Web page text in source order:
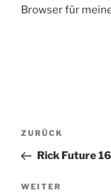
Browser für
Vorheriger
Beitrag
ZURÜCK
Rick Future
Nächster
WEITER